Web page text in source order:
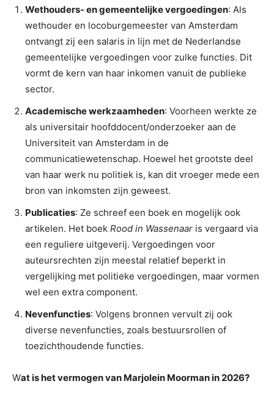
Wethouders- en gemeentelijke vergoedingen: Als
wethouder en locoburgemeester van Amsterdam
ontvangt zij een salaris in lijn met de Nederlandse
gemeentelijke vergoedingen voor zulke functies. Dit
vormt de kern van haar inkomen vanuit de publieke
sector.
Academische werkzaamheden: Voorheen werkte ze
als universitair hoofddocent/onderzoeker aan de
Universiteit van Amsterdam in de
communicatiewetenschap. Hoewel het grootste deel
van haar werk nu politiek is, kan dit vroeger mede een
bron van inkomsten zijn geweest.
Publicaties: Ze schreef een boek en mogelijk ook
artikelen. Het boek Rood in Wassenaar is vergaard via
een reguliere uitgeverij. Vergoedingen voor
auteursrechten zijn meestal relatief beperkt in
vergelijking met politieke vergoedingen, maar vormen
wel een extra component.
Nevenfuncties: Volgens bronnen vervult zij ook
diverse nevenfuncties, zoals bestuursrollen of
toezichthoudende functies.
Wat is het vermogen van Marjolein Moorman in 2026?